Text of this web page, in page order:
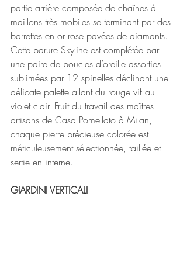
partie arrière composée de chaînes à
maillons très mobiles se terminant par des
barrettes en or rose pavées de diamants.
Cette parure Skyline est complétée par
une paire de boucles d’oreille assorties
sublimées par 12 spinelles déclinant une
délicate palette allant du rouge vif au
violet clair. Fruit du travail des maîtres
artisans de Casa Pomellato à Milan,
chaque pierre précieuse colorée est
méticuleusement sélectionnée, taillée et
sertie en interne.
GIARDINI VERTICALI